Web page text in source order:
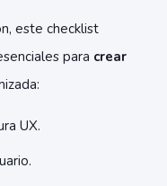
este checklist
para crear
UX.